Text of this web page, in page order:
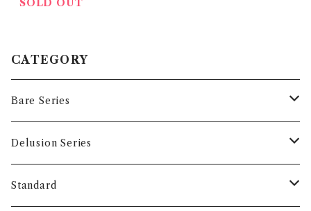
SOLD OUT
CATEGORY
Bare Series
Tops
T-shirts
Accessory
Delusion Series
Tops
Standard